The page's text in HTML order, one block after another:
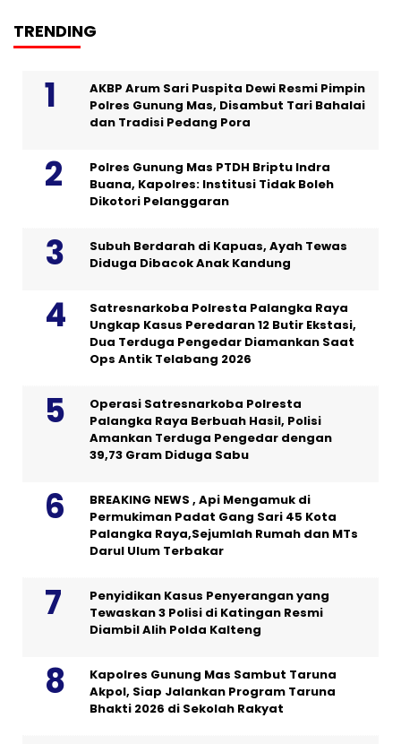
TRENDING
AKBP Arum Sari Puspita Dewi Resmi Pimpin
Polres Gunung Mas, Disambut Tari Bahalai
dan Tradisi Pedang Pora
Polres Gunung Mas PTDH Briptu Indra
Buana, Kapolres: Institusi Tidak Boleh
Dikotori Pelanggaran
Subuh Berdarah di Kapuas, Ayah Tewas
Diduga Dibacok Anak Kandung
Satresnarkoba Polresta Palangka Raya
Ungkap Kasus Peredaran 12 Butir Ekstasi,
Dua Terduga Pengedar Diamankan Saat
Ops Antik Telabang 2026
Operasi Satresnarkoba Polresta
Palangka Raya Berbuah Hasil, Polisi
Amankan Terduga Pengedar dengan
39,73 Gram Diduga Sabu
BREAKING NEWS , Api Mengamuk di
Permukiman Padat Gang Sari 45 Kota
Palangka Raya,Sejumlah Rumah dan MTs
Darul Ulum Terbakar
Penyidikan Kasus Penyerangan yang
Tewaskan 3 Polisi di Katingan Resmi
Diambil Alih Polda Kalteng
Kapolres Gunung Mas Sambut Taruna
Akpol, Siap Jalankan Program Taruna
Bhakti 2026 di Sekolah Rakyat